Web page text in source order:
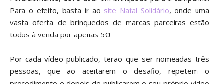
Para o efeito, basta ir ao site Natal Solidário, onde uma
vasta oferta de brinquedos de marcas parceiras estão
todos à venda por apenas 5€!
Por cada vídeo publicado, terão que ser nomeadas três
pessoas, que ao aceitarem o desafio, repetem o